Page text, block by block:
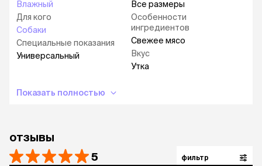
Влажный
Для кого
Собаки
Специальные показания
Универсальный
Все размеры
Особенности
ингредиентов
Свежее мясо
Вкус
Утка
Показать полностью
отзывы
5 фильтр